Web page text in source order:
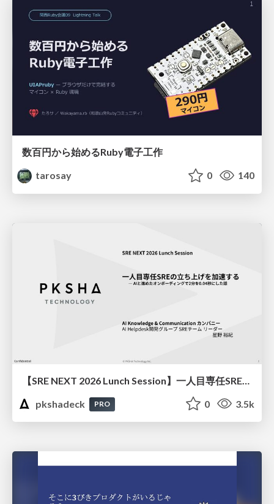
数百円から始めるRuby電子工作
tarosay
0 140
pkshadeck
PRO 0 3.5k